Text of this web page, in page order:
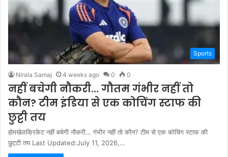
Sports
Nirala Samaj 4 weeks ago 0 0
नहीं बचेगी नौकरी… गौतम गंभीर नहीं तो
कौन? टीम इंडिया से एक कोचिंग स्टाफ की
छुट्टी तय
होमखेलक्रिकेट नहीं बचेगी नौकरी… गंभीर नहीं तो कौन? टीम से एक कोचिंग स्टाफ की
छुट्टी तय Last Updated:July 11, 2026,…